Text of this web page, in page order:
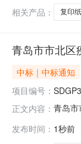
相关产品：
复印纸
青岛市市北区
中标｜中标通知
项目编号：
正文内容： 青岛
数量
发布时间： 1秒前